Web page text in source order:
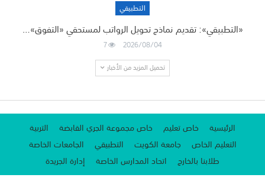
التطبيقي
«التطبيقي»: تقديم نماذج تحويل الرواتب لمستحقي «التفوق»…
2026/08/04
7
تحميل المزيد من الأخبار
الرئيسية خاص تعليم خاص مجموعة الجري القابضة
التربية
التعليم الخاص
جامعة الكويت التطبيقي
الجامعات الخاصة
طلابنا بالخارج
اتحاد المدارس الخاصة إدارة الجريدة